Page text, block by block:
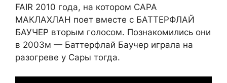
FAIR 2010 года, на котором САРА
МАКЛАХЛАН поет вместе с БАТТЕРФЛАЙ
БАУЧЕР вторым голосом. Познакомились они
в 2003м — Баттерфлай Баучер играла на
разогреве у Сары тогда.